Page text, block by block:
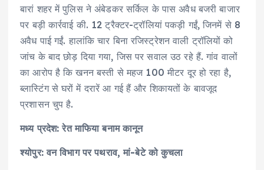
बारां शहर में पुलिस ने अंबेडकर सर्किल के पास अवैध बजरी बाजार
पर बड़ी कार्रवाई की. 12 ट्रैक्टर-ट्रॉलियां पकड़ी गईं, जिनमें से 8
अवैध पाई गईं. हालांकि चार बिना रजिस्ट्रेशन वाली ट्रॉलियों को
जांच के बाद छोड़ दिया गया, जिस पर सवाल उठ रहे हैं. गांव वालों
का आरोप है कि खनन बस्ती से महज 100 मीटर दूर हो रहा है,
ब्लास्टिंग से घरों में दरारें आ गई हैं और शिकायतों के बावजूद
प्रशासन चुप है.
मध्य प्रदेश: रेत माफिया बनाम कानून
श्योपुर: वन विभाग पर पथराव, मां-बेटे को कुचला